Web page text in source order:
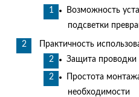
Возможность
подсветки
Практичность
Защита проводки
Простота
необходимости